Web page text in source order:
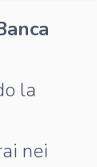
la
nei